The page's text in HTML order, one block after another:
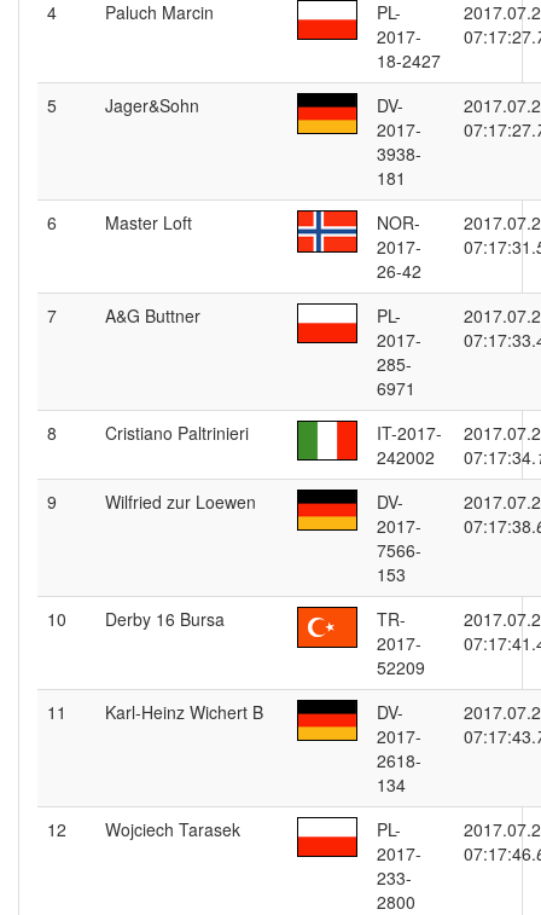
4 Paluch Marcin
PL-
2017-
18-2427
07:17:27.
5 Jager&Sohn
DV-
2017-
3938-
181
07:17:27.
6 Master Loft
NOR-
2017-
26-42
07:17:31.
7 A&G Buttner
PL-
2017-
285-
6971
07:17:33.
8 Cristiano Paltrinieri
IT-2017-
242002
07:17:34.
9
Wilfried zur Loewen
DV-
2017-
7566-
153
07:17:38.
10 Derby 16 Bursa
TR-
2017-
52209
07:17:41.
11 Karl-Heinz Wichert B
DV-
2017-
2618-
134
07:17:43.
12 Wojciech Tarasek
PL-
2017-
233-
2800
07:17:46.